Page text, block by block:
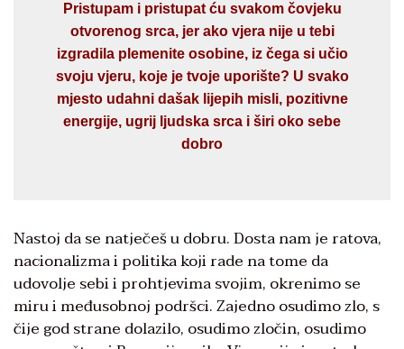
Pristupam i pristupat ću svakom čovjeku
otvorenog srca, jer ako vjera nije u tebi
izgradila plemenite osobine, iz čega si učio
svoju vjeru, koje je tvoje uporište? U svako
mjesto udahni dašak lijepih misli, pozitivne
energije, ugrij ljudska srca i širi oko sebe
dobro
Nastoj da se natječeš u dobru. Dosta nam je ratova,
nacionalizma i politika koji rade na tome da
udovolje sebi i prohtjevima svojim, okrenimo se
miru i međusobnoj podršci. Zajedno osudimo zlo, s
čije god strane dolazilo, osudimo zločin, osudimo